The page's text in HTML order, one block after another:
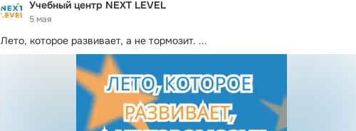
Учебный центр NEXT LEVEL
5 мая
Лето, которое развивает, а не тормозит. ...